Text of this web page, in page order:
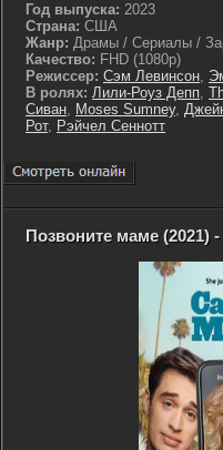
Год выпуска: 2023
Страна: США
Жанр: Драмы / Сериалы /
Качество: FHD (1080p)
Режиссер: Сэм Левинсон,
В ролях: Лили-Роуз Депп,
Сиван, Moses Sumney,
Рот, Рэйчел Сеннотт
Позвоните маме (2021)